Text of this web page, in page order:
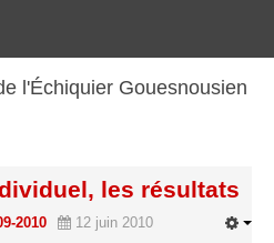
l'Échiquier Gouesnousien
les résultats
2010 12 juin 2010